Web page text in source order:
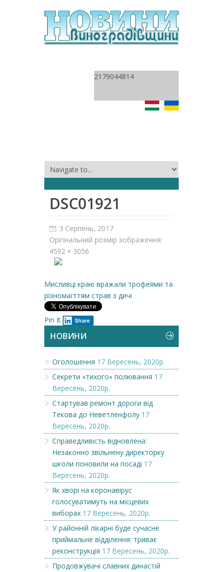
2179044814
DSC01921
3 Серпень, 2017
Орігінальний розмір зображення:
4592 × 3056
Мисливці краю вражали трофеями та
різномаїттям страв з дичі
Pin It Share
НОВИНИ
Оголошення 17 Вересень, 2020р.
Секрети «тихого» полювання 17
Вересень, 2020р.
Стартував ремонт дороги від
Текова до Неветленфолу 17
Вересень, 2020р.
Справедливість відновлена:
Незаконно звільнену директорку
школи поновили на посаді 17
Вересень, 2020р.
Як хворі на коронавірус
голосуватимуть на місцевих
виборах 17 Вересень, 2020р.
У районній лікарні буде сучасне
приймальне відділення: триває
реконструкція 17 Вересень, 2020р.
Продовжувачі славних династій